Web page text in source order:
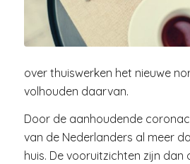
over thuiswerken het nieuwe
volhouden daarvan.
Door de aanhoudende
van de Nederlanders al meer
huis. De vooruitzichten zijn